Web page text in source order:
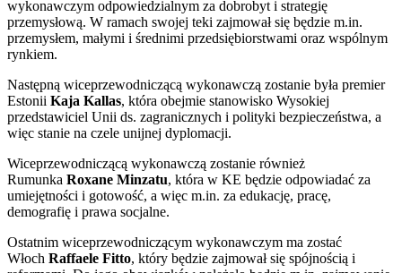
wykonawczym odpowiedzialnym za dobrobyt i strategię
przemysłową. W ramach swojej teki zajmował się będzie m.in.
przemysłem, małymi i średnimi przedsiębiorstwami oraz wspólnym
rynkiem.
Następną wiceprzewodniczącą wykonawczą zostanie była premier
Estonii Kaja Kallas, która obejmie stanowisko Wysokiej
przedstawiciel Unii ds. zagranicznych i polityki bezpieczeństwa, a
więc stanie na czele unijnej dyplomacji.
Wiceprzewodniczącą wykonawczą zostanie również
Rumunka Roxane Minzatu, która w KE będzie odpowiadać za
umiejętności i gotowość, a więc m.in. za edukację, pracę,
demografię i prawa socjalne.
Ostatnim wiceprzewodniczącym wykonawczym ma zostać
Włoch Raffaele Fitto, który będzie zajmował się spójnością i